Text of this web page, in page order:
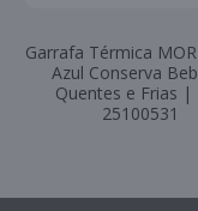
Garrafa Térmica MOR
Azul Conserva
Quentes e Frias |
25100531